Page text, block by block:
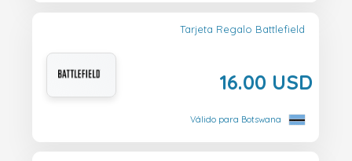
Tarjeta Regalo Battlefield
16.00 USD
Válido para Botswana